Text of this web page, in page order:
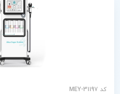
کد MEY-31197